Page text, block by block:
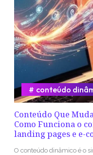
Conteúdo Que
Como Funciona o
landing pages e e-
conteúdo
O conteúdo dinâmico é o